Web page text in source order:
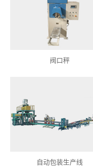
阀口秤
自动包装生产线